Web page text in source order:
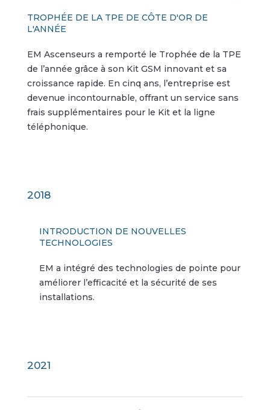
TROPHÉE DE LA TPE DE CÔTE D'OR DE
L'ANNÉE
EM Ascenseurs a remporté le Trophée de la TPE
de l’année grâce à son Kit GSM innovant et sa
croissance rapide. En cinq ans, l’entreprise est
devenue incontournable, offrant un service sans
frais supplémentaires pour le Kit et la ligne
téléphonique.
2018
INTRODUCTION DE NOUVELLES
TECHNOLOGIES
EM a intégré des technologies de pointe pour
améliorer l’efficacité et la sécurité de ses
installations.
2021